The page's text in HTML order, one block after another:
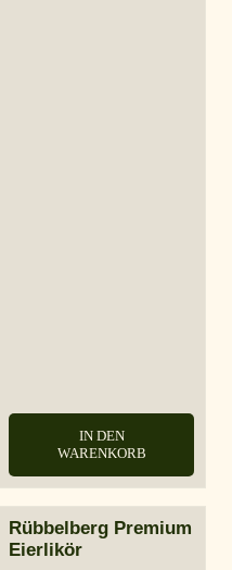
IN DEN
WARENKORB
Rübbelberg Premium
Eierlikör